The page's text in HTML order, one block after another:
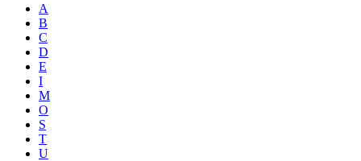
A
B
C
D
E
I
M
O
S
T
U